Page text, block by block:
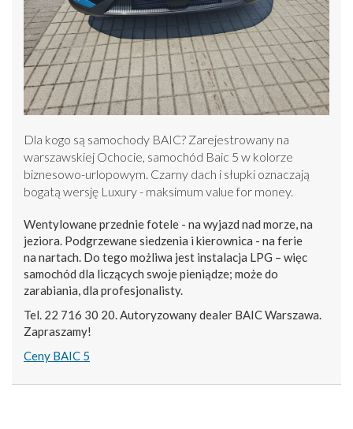
Dla kogo są samochody BAIC? Zarejestrowany na
warszawskiej Ochocie, samochód Baic 5 w kolorze
biznesowo-urlopowym. Czarny dach i słupki oznaczają
bogatą wersję Luxury - maksimum value for money.
Wentylowane przednie fotele - na wyjazd nad morze, na
jeziora. Podgrzewane siedzenia i kierownica - na ferie
na nartach. Do tego możliwa jest instalacja LPG – więc
samochód dla liczących swoje pieniądze; może do
zarabiania, dla profesjonalisty.
Tel. 22 716 30 20. Autoryzowany dealer BAIC Warszawa.
Zapraszamy!
Ceny BAIC 5